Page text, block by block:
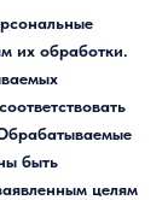
их обработки.
быть
целям